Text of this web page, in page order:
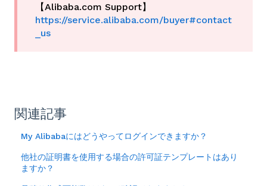
【Alibaba.com Support】
https://service.alibaba.com/buyer#contact
_us
関連記事
My Alibabaにはどうやってログインできますか？
他社の証明書を使用する場合の許可証テンプレートはあり
ますか？